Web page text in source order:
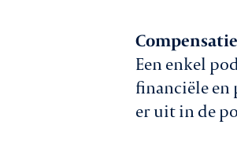
Een enkel
financiële en
er uit in de